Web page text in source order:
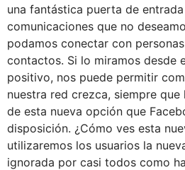
una fantástica puerta de
comunicaciones que no
podamos conectar con
contactos. Si lo miramos desde
positivo, nos puede permitir
nuestra red crezca, siempre que
de esta nueva opción que
disposición. ¿Cómo ves esta
utilizaremos los usuarios la
ignorada por casi todos como